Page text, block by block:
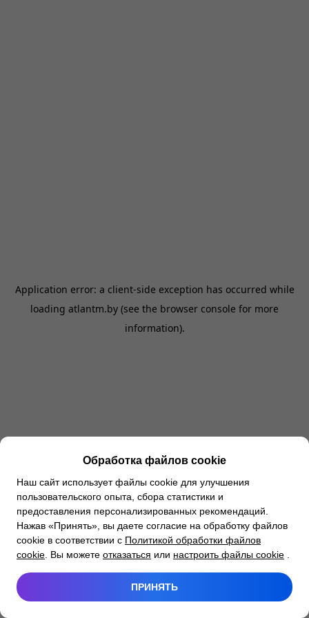
Application error: a client-side exception has occurred while
loading atlantm.by (see the browser console for more
information).
Обработка файлов cookie
Наш сайт использует файлы cookie для улучшения
пользовательского опыта, сбора статистики и
предоставления персонализированных рекомендаций.
Нажав «Принять», вы даете согласие на обработку файлов
cookie в соответствии с Политикой обработки файлов
cookie . Вы можете отказаться или настроить файлы cookie
ПРИНЯТЬ